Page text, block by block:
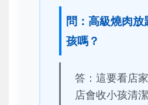
問：高級燒肉放
孩嗎？
答：這要看店
店會收小孩清